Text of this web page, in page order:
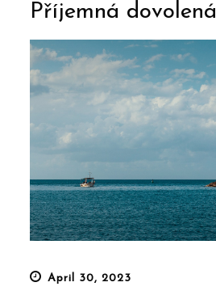
Příjemná dovolená
Posted
April 30, 2023